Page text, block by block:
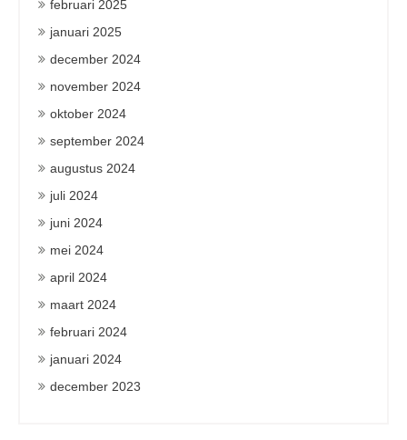
februari 2025
januari 2025
december 2024
november 2024
oktober 2024
september 2024
augustus 2024
juli 2024
juni 2024
mei 2024
april 2024
maart 2024
februari 2024
januari 2024
december 2023